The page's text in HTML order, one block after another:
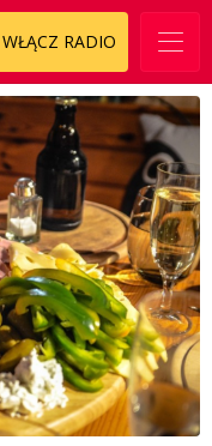
WŁĄCZ RADIO